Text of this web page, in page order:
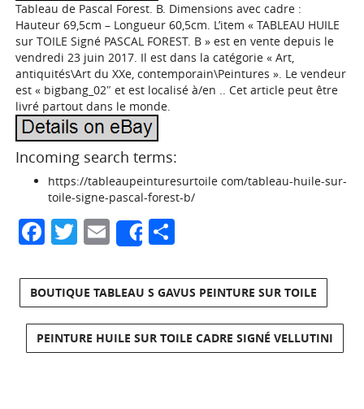
Tableau de Pascal Forest. B. Dimensions avec cadre :
Hauteur 69,5cm – Longueur 60,5cm. L’item « TABLEAU HUILE
sur TOILE Signé PASCAL FOREST. B » est en vente depuis le
vendredi 23 juin 2017. Il est dans la catégorie « Art,
antiquités\Art du XXe, contemporain\Peintures ». Le vendeur
est « bigbang_02″ et est localisé à/en .. Cet article peut être
livré partout dans le monde.
Incoming search terms:
https://tableaupeinturesurtoile com/tableau-huile-sur-
toile-signe-pascal-forest-b/
Facebook
Twitter
Email
Share
BOUTIQUE TABLEAU S GAVUS PEINTURE SUR TOILE
PEINTURE HUILE SUR TOILE CADRE SIGNÉ VELLUTINI